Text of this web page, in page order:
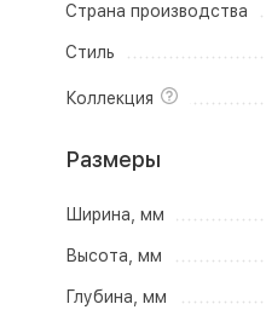
Страна производства
Стиль
Коллекция
Размеры
Ширина, мм
Высота, мм
Глубина, мм